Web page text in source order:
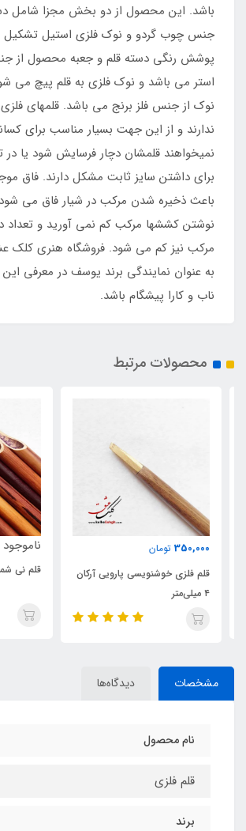
باشد. این محصول از دو بخش مجزا شامل
جنس چوب گردو و نوک فلزی استیل
پوشش رنگی دسته قلم و جعبه محصول از
استر می باشد و نوک فلزی به قلم پیچ می
نوک از جنس فلز برنج می باشد. قلمهای فلزی
ندارند و از این جهت بسیار مناسب برای
نمیخواهند قلمشان دچار فرسایش شود یا
برای داشتن سایز ثابت مشکل دارند. فاق
باعث ذخیره شدن مرکب در شیار فاق می
نوشتن کششها مرکب کم نمی آورید و تعداد
مرکب نیز کم می شود. فروشگاه هنری کلک
به عنوان نمایندگی برند یوسف در معرفی
ناب و کارا پیشگام باشد.
محصولات مرتبط
350,000 تومان
قلم فلزی خوشنویسی پارویی آرکان
ناموجود
قلم نی
مشخصات دیدگاه‌ها
نام محصول
قلم فلزی
برند